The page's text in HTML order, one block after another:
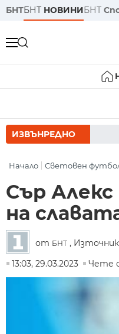
БНТБНТ НОВИНИБНТ
ИЗВЪНРЕДНО
Начало Световен
Сър
на
от БНТ ,
13:03, 29.03.2023
Чете